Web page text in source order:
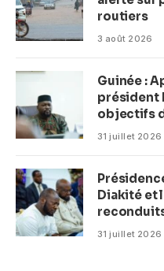
routiers
3 août 2026
Guinée :
président
objectifs
(CM)
31 juillet 2026
Diakité et
31 juillet 2026